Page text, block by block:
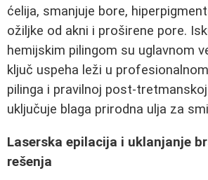
ćelija, smanjuje bore,
ožiljke od akni i proširene pore.
hemijskim pilingom su uglavnom
ključ uspeha leži u
pilinga i pravilnoj post-
uključuje blaga prirodna ulja za
Laserska epilacija i uklanjanje
rešenja